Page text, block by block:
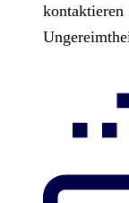
kontaktieren